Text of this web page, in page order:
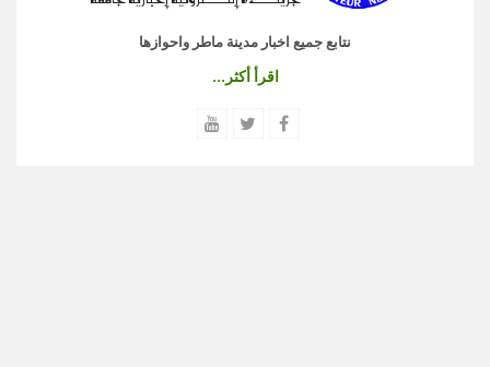
نتابع جميع اخبار مدينة ماطر واحوازها
اقرأ أكثر...